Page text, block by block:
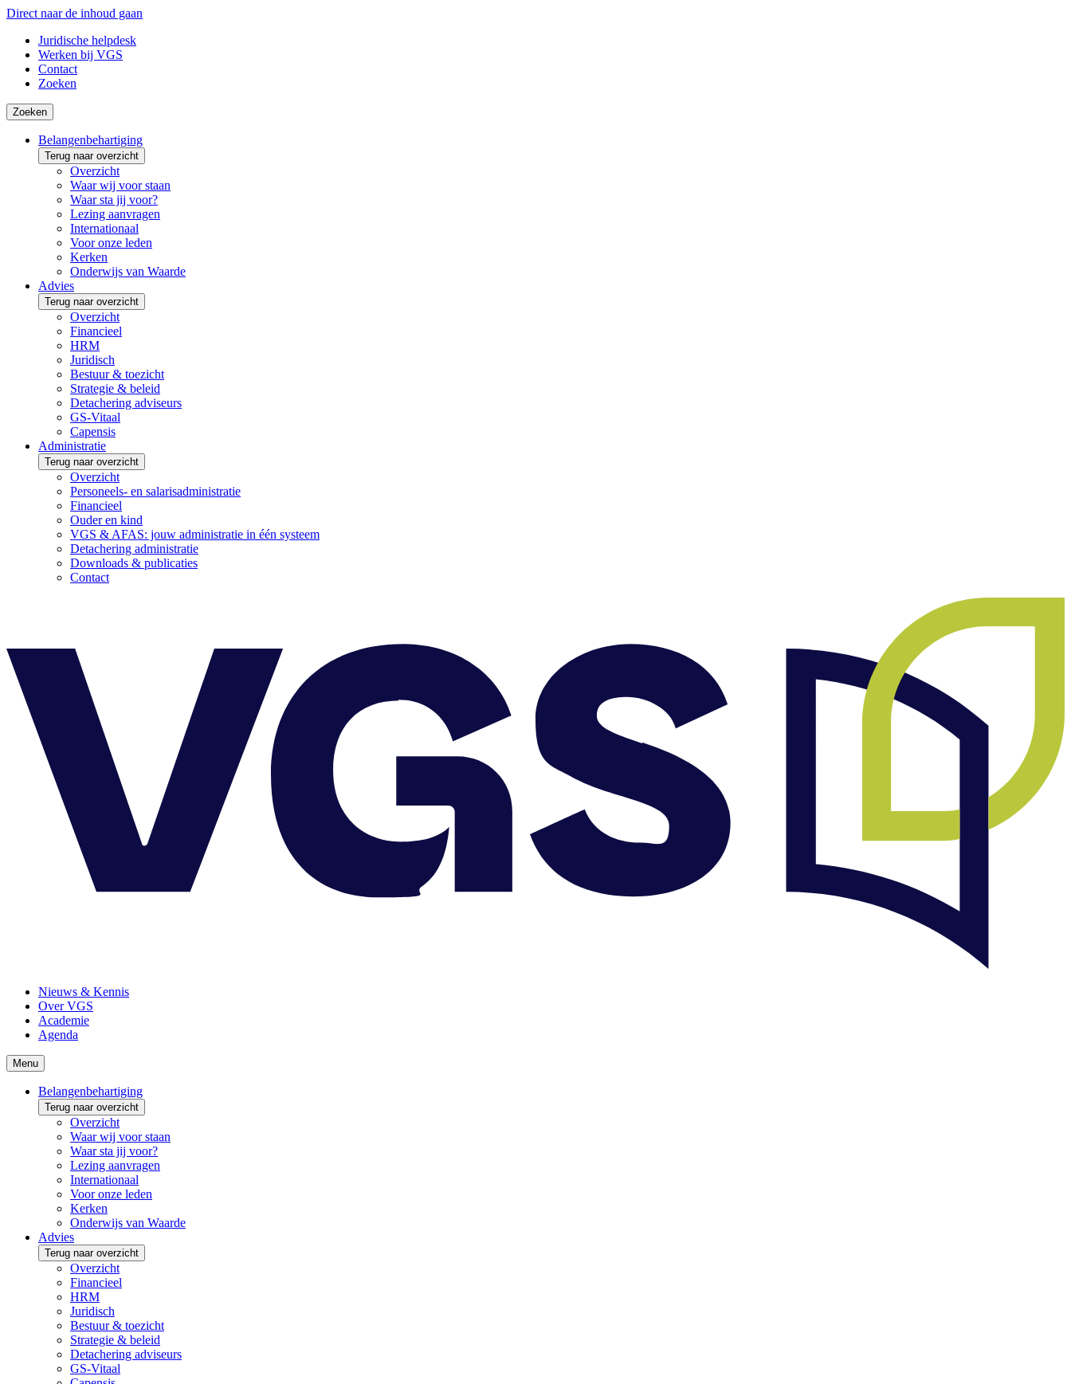
Direct naar de inhoud gaan
Juridische helpdesk
Werken bij VGS
Contact
Zoeken
Zoeken
Belangenbehartiging
Terug naar overzicht
Overzicht
Waar wij voor staan
Waar sta jij voor?
Lezing aanvragen
Internationaal
Voor onze leden
Kerken
Onderwijs van Waarde
Advies
Terug naar overzicht
Overzicht
Financieel
HRM
Juridisch
Bestuur & toezicht
Strategie & beleid
Detachering adviseurs
GS-Vitaal
Capensis
Administratie
Terug naar overzicht
Overzicht
Personeels- en salarisadministratie
Financieel
Ouder en kind
VGS & AFAS: jouw administratie in één systeem
Detachering administratie
Downloads & publicaties
Contact
Nieuws & Kennis
Over VGS
Academie
Agenda
Menu
Belangenbehartiging
Terug naar overzicht
Overzicht
Waar wij voor staan
Waar sta jij voor?
Lezing aanvragen
Internationaal
Voor onze leden
Kerken
Onderwijs van Waarde
Advies
Terug naar overzicht
Overzicht
Financieel
HRM
Juridisch
Bestuur & toezicht
Strategie & beleid
Detachering adviseurs
GS-Vitaal